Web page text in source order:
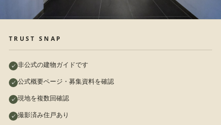
TRUST SNAP
非公式の建物ガイドです
公式概要ページ・募集資料を確認
現地を複数回確認
撮影済み住戸あり